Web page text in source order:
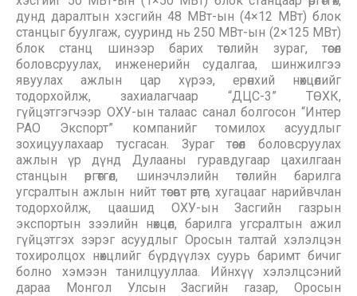
дунд даралтын хэсгийн 48 МВт-ын (4×12 МВт) блок
станцыг буулгаж, сууринд нь 250 МВт-ын (2×125 МВт)
блок станц шинээр барих төслийн зураг, төсөл
боловсруулах, инженерийн судалгаа, шинжилгээ
явуулах ажлын цар хүрээ, ерөнхий нөхцөлийг
тодорхойлж, захиалагчаар “ДЦС-3” ТӨХК,
гүйцэтгэгчээр ОХУ-ын талаас санал болгосон “Интер
РАО Экспорт” компанийг томилох асуудлыг
зохицуулахаар тусгасан. Зураг төсөл боловсруулах
ажлын үр дүнд Дулааны гуравдугаар цахилгаан
станцын өргөтгөл, шинэчлэлийн төслийн барилга
угсралтын ажлын нийт төсөвт өртөг, хугацааг нарийвчлан
тодорхойлж, цаашид ОХУ-ын Засгийн газрын
экспортын зээлийн нөхцөл, барилга угсралтын ажил
гүйцэтгэх зэрэг асуудлыг Оросын талтай хэлэлцэн
тохиролцох нөхцлийг бүрдүүлэх суурь баримт бичиг
болно хэмээн танилцууллаа. Ийнхүү хэлэлцсэний
дараа Монгол Улсын Засгийн газар, Оросын